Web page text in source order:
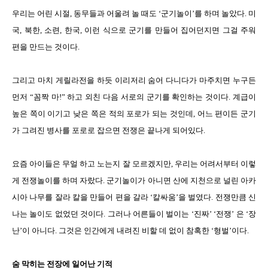
우리는 어린 시절, 동무들과 어울려 놀 때도 ‘군기놀이’를 하며 놀았다. 미
국, 북한, 소련, 한국, 이런 식으로 군기를 만들어 집어던지면 그걸 주워
편을 만드는 것이다.
그리고 마치 게릴라전을 하듯 이리저리 숨어 다니다가 마주치면 누구든
먼저 “꼼짝 마!” 하고 외친 다음 서로의 군기를 확인하는 것이다. 계급이
높은 쪽이 이기고 낮은 쪽은 적의 포로가 되는 것인데, 어느 편이든 군기
가 그려진 병사를 포로로 잡으면 전쟁은 끝나게 되어있다.
요즘 아이들은 무얼 하고 노는지 잘 모르겠지만, 우리는 어려서부터 이렇
게 전쟁놀이를 하며 자랐다. 군기놀이가 아니면 산에 지천으로 널린 아카
시아 나무를 잘라 칼을 만들어 편을 갈라 ‘칼싸움’을 벌였다. 전쟁만큼 신
나는 놀이도 없었던 것이다. 그러나 어른들이 벌이는 ‘진짜’ ‘전쟁’ 은 ‘장
난’이 아니다. 그것은 인간에게 내려진 비할 데 없이 참혹한 ‘형벌’이다.
숨 막히는 전장에 일어난 기적